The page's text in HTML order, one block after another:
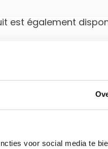
voor social media te
est également
le transport
de nos outils pratiques.